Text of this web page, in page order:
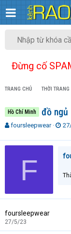
Đừng cố
TRANG CHỦ THỜI
Hồ Chí Minh đồ ngủ
T
r
a
t
e
r
foursleepwear
N
à
y
g
F
foursleepwear
27/5/23